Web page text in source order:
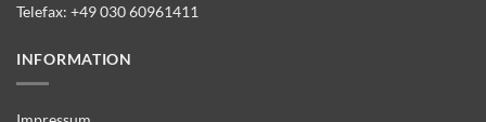
Telefax: +49 030 60961411
INFORMATION